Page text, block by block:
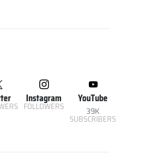
Instagram
FOLLOWERS
YouTube
39K
SUBSCRIBERS